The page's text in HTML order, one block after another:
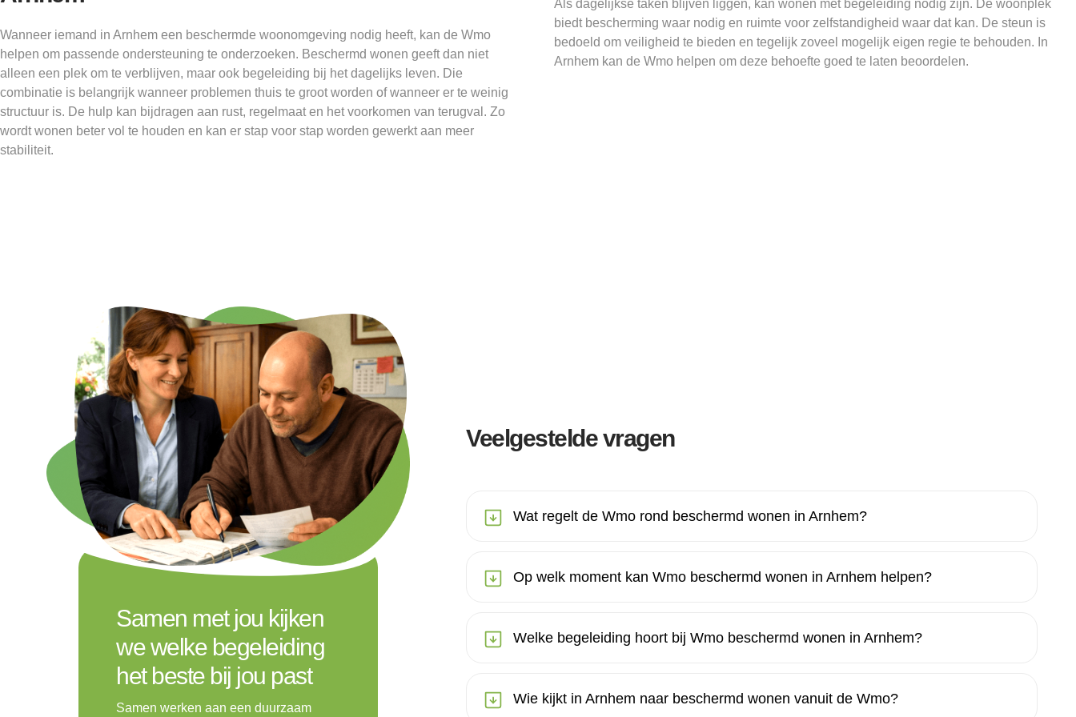
Wanneer iemand in Arnhem een beschermde woonomgeving nodig heeft, kan de Wmo
helpen om passende ondersteuning te onderzoeken. Beschermd wonen geeft dan niet
alleen een plek om te verblijven, maar ook begeleiding bij het dagelijks leven. Die
combinatie is belangrijk wanneer problemen thuis te groot worden of wanneer er te weinig
structuur is. De hulp kan bijdragen aan rust, regelmaat en het voorkomen van terugval. Zo
wordt wonen beter vol te houden en kan er stap voor stap worden gewerkt aan meer
stabiliteit.
Als dagelijkse taken blijven liggen, kan wonen met begeleiding nodig zijn. De woonplek
biedt bescherming waar nodig en ruimte voor zelfstandigheid waar dat kan. De steun is
bedoeld om veiligheid te bieden en tegelijk zoveel mogelijk eigen regie te behouden. In
Arnhem kan de Wmo helpen om deze behoefte goed te laten beoordelen.
Samen met jou kijken
we welke begeleiding
het beste bij jou past
Samen werken aan een duurzaam
Veelgestelde vragen
Wat regelt de Wmo rond beschermd wonen in Arnhem?
Op welk moment kan Wmo beschermd wonen in Arnhem helpen?
Welke begeleiding hoort bij Wmo beschermd wonen in Arnhem?
Wie kijkt in Arnhem naar beschermd wonen vanuit de Wmo?